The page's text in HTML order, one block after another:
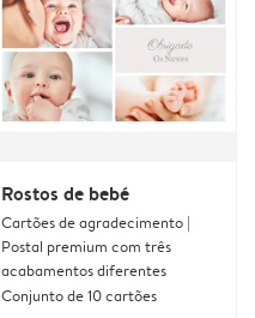
Rostos de bebé
Cartões de agradecimento |
Postal premium com três
acabamentos diferentes
Conjunto de 10 cartões